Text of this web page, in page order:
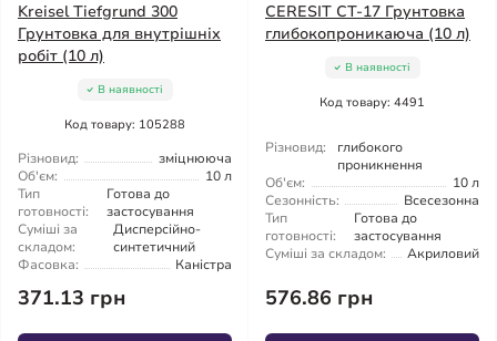
Kreisel Tiefgrund 300
Грунтовка для внутрішніх
робіт (10 л)
В наявності
Код товару: 105288
Різновид:
зміцнююча
Об'єм:
10 л
Тип
готовності:
Готова до
застосування
Суміші за
складом:
Дисперсійно-
синтетичний
Фасовка:
Каністра
371.13 грн
CERESIT CT-17 Грунтовка
глибокопроникаюча (10 л)
В наявності
Код товару: 4491
Різновид:
глибокого
проникнення
Об'єм:
10 л
Сезонність:
Всесезонна
Тип
готовності:
Готова до
застосування
Суміші за складом:
Акриловий
576.86 грн